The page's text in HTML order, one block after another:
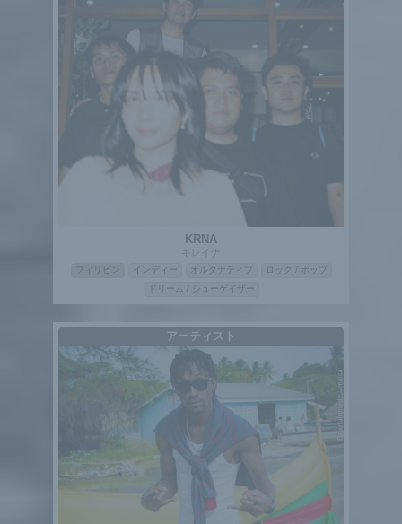
KRNA
キレイナ
フィリピン インディー オルタナティブ
ロック / ポップ
ドリーム / シューゲイザー
アーティスト